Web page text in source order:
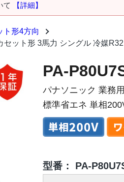
て 【詳細】
ト形4方向
ット形 3馬力 シングル 冷媒R32
PA-
パナソニック 業務
標準省エネ 単相
型番： PA-